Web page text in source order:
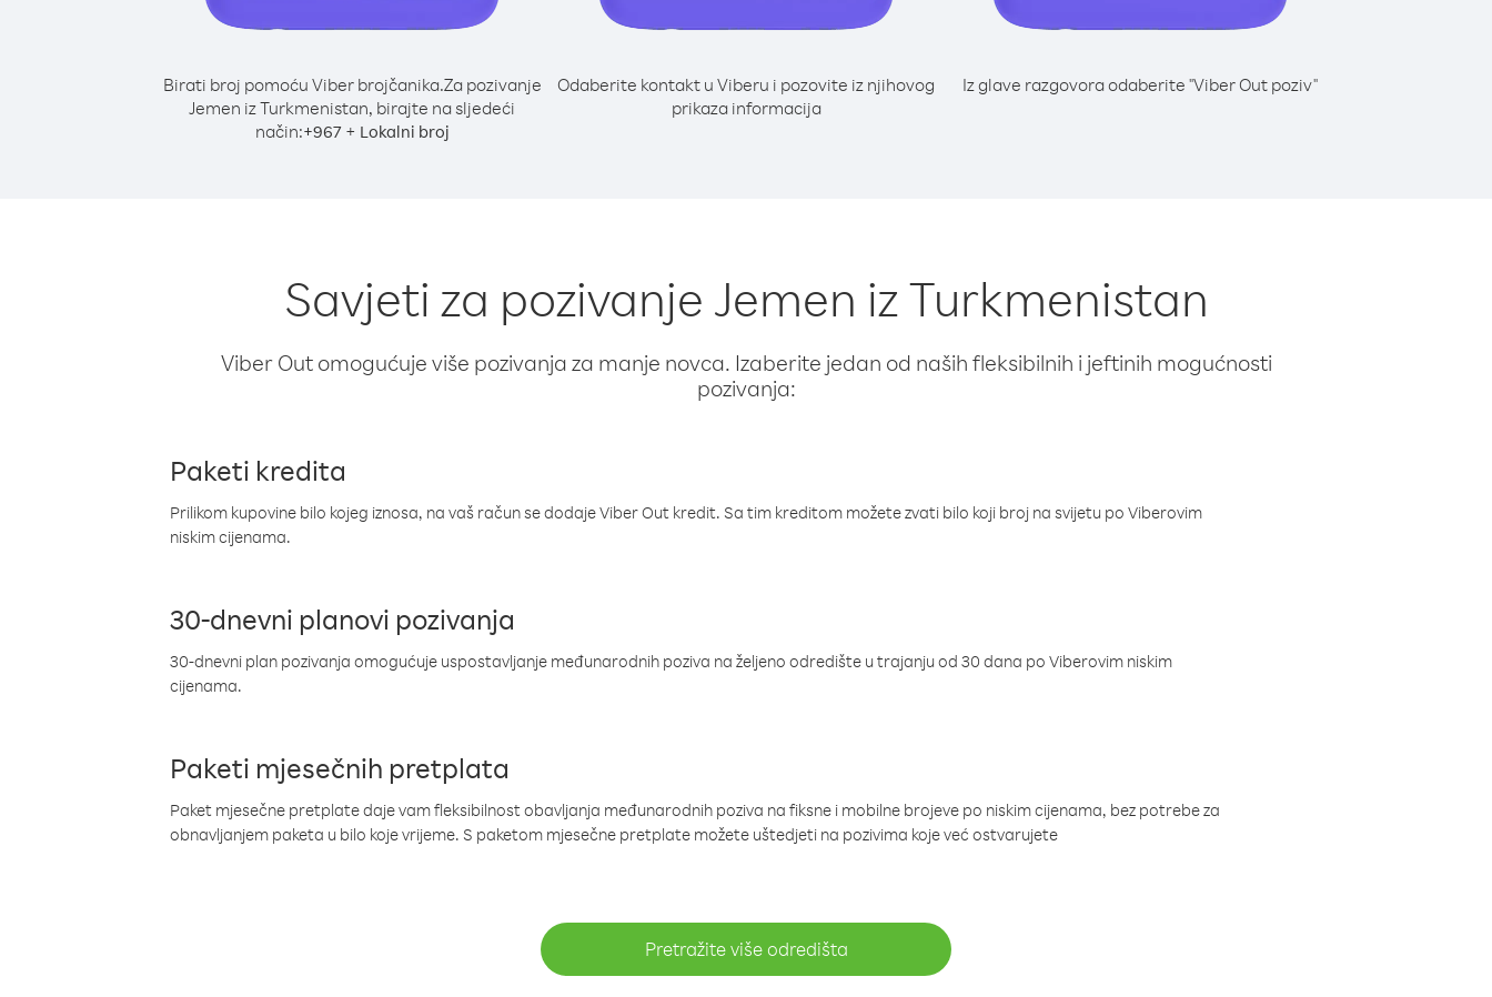
Birati broj pomoću Viber brojčanika.Za pozivanje
Jemen iz Turkmenistan, birajte na sljedeći
način:+967+ Lokalni broj
Odaberite kontakt u Viberu i pozovite iz njihovog
prikaza informacija
Iz glave razgovora odaberite "Viber Out poziv"
Savjeti za pozivanje Jemen iz Turkmenistan
Viber Out omogućuje više pozivanja za manje novca. Izaberite jedan od naših fleksibilnih i jeftinih mogućnosti
pozivanja:
Paketi kredita
Prilikom kupovine bilo kojeg iznosa, na vaš račun se dodaje Viber Out kredit. Sa tim kreditom možete zvati bilo koji broj na svijetu po Viberovim
niskim cijenama.
30-dnevni planovi pozivanja
30-dnevni plan pozivanja omogućuje uspostavljanje međunarodnih poziva na željeno odredište u trajanju od 30 dana po Viberovim niskim
cijenama.
Paketi mjesečnih pretplata
Paket mjesečne pretplate daje vam fleksibilnost obavljanja međunarodnih poziva na fiksne i mobilne brojeve po niskim cijenama, bez potrebe za
obnavljanjem paketa u bilo koje vrijeme. S paketom mjesečne pretplate možete uštedjeti na pozivima koje već ostvarujete
Pretražite više odredišta